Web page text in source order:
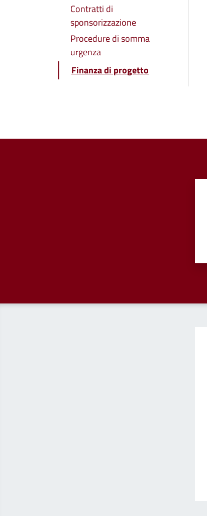
Contratti di
sponsorizzazione
Procedure di somma
urgenza
Finanza di progetto